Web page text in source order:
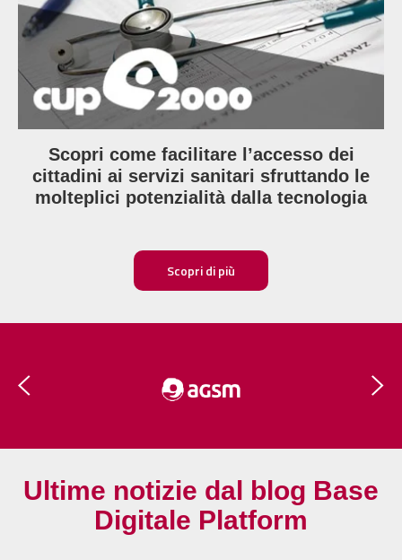
Scopri come facilitare l’accesso dei
cittadini ai servizi sanitari sfruttando le
molteplici potenzialità dalla tecnologia
Scopri di più
Ultime notizie dal blog Base
Digitale Platform